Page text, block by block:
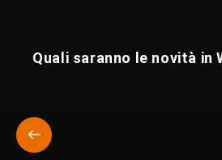
Quali saranno le novità in